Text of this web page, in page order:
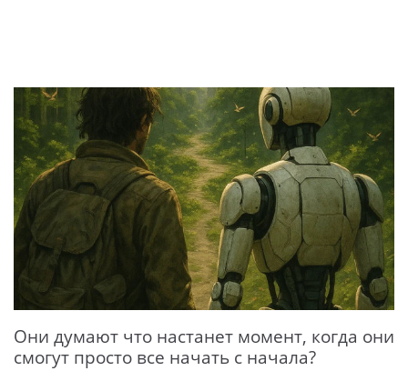
Они думают что настанет момент, когда они
смогут просто все начать с начала?